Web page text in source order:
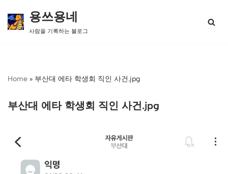
콘
너
용쓰용네
사람을 기록하는 블로그
Home » 부산대 에타 학생회 직인 사건.jpg
부산대 에타 학생회 직인 사건.jpg